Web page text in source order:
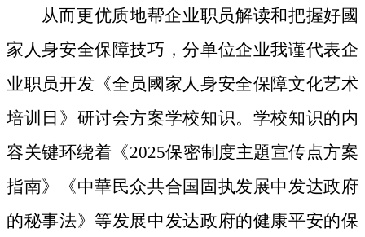
从而更优质地帮企业职员解读和把握好國
家人身安全保障技巧，分单位企业我谨代表企
业职员开发《全员國家人身安全保障文化艺术
培训日》研讨会方案学校知识。学校知识的内
容关键环绕着《2025保密制度主題宣传点方案
指南》《中華民众共合国固执发展中发达政府
的秘事法》等发展中发达政府的健康平安的保